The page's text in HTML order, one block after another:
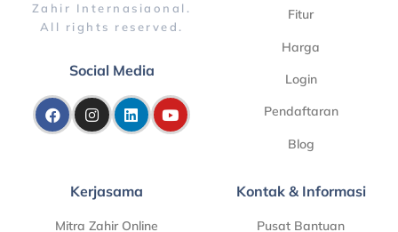
Zahir Internasiaonal.
All rights reserved.
Social Media
Fitur
Harga
Login
Pendaftaran
Blog
Kerjasama
Mitra Zahir Online
Kontak & Informasi
Pusat Bantuan